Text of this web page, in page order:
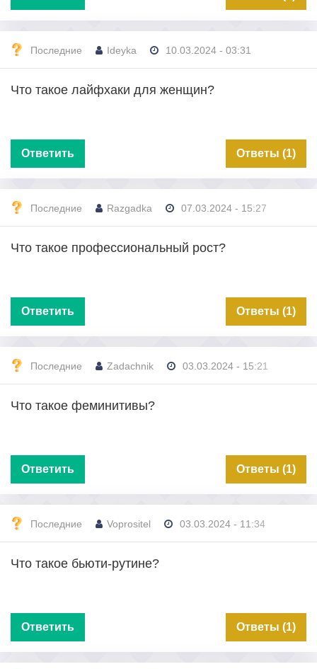
Последние Ideyka 10.03.2024 - 03:31
Что такое лайфхаки для женщин?
Ответить Ответы (1)
Последние Razgadka 07.03.2024 - 15:27
Что такое профессиональный рост?
Ответить Ответы (1)
Последние Zadachnik 03.03.2024 - 15:21
Что такое феминитивы?
Ответить Ответы (1)
Последние Voprositel 03.03.2024 - 11:34
Что такое бьюти-рутине?
Ответить Ответы (1)